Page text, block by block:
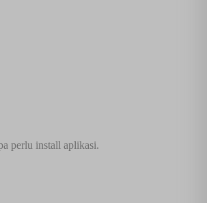
perlu install aplikasi.